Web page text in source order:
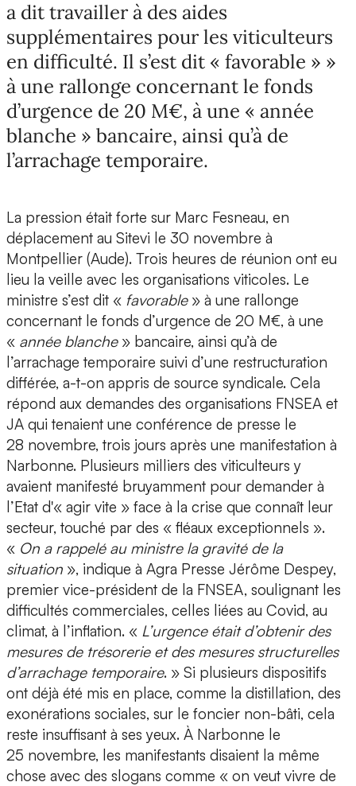
a dit travailler à des aides
supplémentaires pour les viticulteurs
en difficulté. Il s’est dit « favorable » »
à une rallonge concernant le fonds
d’urgence de 20 M€, à une « année
blanche » bancaire, ainsi qu’à de
l’arrachage temporaire.
La pression était forte sur Marc Fesneau, en
déplacement au Sitevi le 30 novembre à
Montpellier (Aude). Trois heures de réunion ont eu
lieu la veille avec les organisations viticoles. Le
ministre s’est dit « favorable» à une rallonge
concernant le fonds d’urgence de 20 M€, à une
« année blanche » bancaire, ainsi qu’à de
l’arrachage temporaire suivi d’une restructuration
différée, a-t-on appris de source syndicale. Cela
répond aux demandes des organisations FNSEA et
JA qui tenaient une conférence de presse le
28 novembre, trois jours après une manifestation à
Narbonne. Plusieurs milliers des viticulteurs y
avaient manifesté bruyamment pour demander à
l’Etat d'« agir vite » face à la crise que connaît leur
secteur, touché par des « fléaux exceptionnels ».
« On a rappelé au ministre la gravité de la
situation », indique à Agra Presse Jérôme Despey,
premier vice-président de la FNSEA, soulignant les
difficultés commerciales, celles liées au Covid, au
climat, à l’inflation. « L’urgence était d’obtenir des
mesures de trésorerie et des mesures structurelles
d’arrachage temporaire. » Si plusieurs dispositifs
ont déjà été mis en place, comme la distillation, des
exonérations sociales, sur le foncier non-bâti, cela
reste insuffisant à ses yeux. À Narbonne le
25 novembre, les manifestants disaient la même
chose avec des slogans comme « on veut vivre de